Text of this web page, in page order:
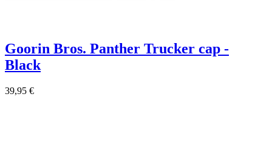
Goorin Bros. Panther Trucker cap -
Black
39,95 €